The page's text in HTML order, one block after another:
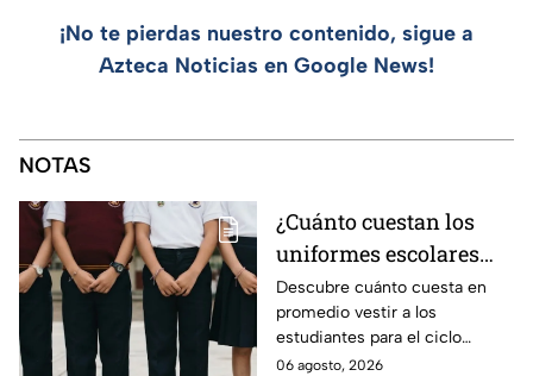
¡No te pierdas nuestro contenido, sigue a
Azteca Noticias en Google News!
NOTAS
¿Cuánto cuestan los
uniformes escolares
para el regreso a clases
2026, según su grado?
Descubre cuánto cuesta en
promedio vestir a los
estudiantes para el ciclo
escolar 2026-2027 y consejos
06 agosto, 2026